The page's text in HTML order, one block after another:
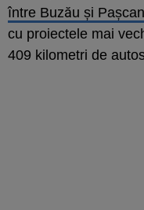
între Buzău și
cu proiectele mai
409 kilometri de